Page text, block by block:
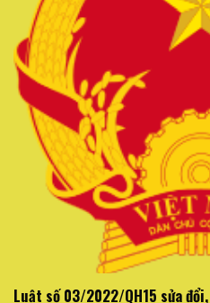
Luật số 03/2022/QH15 sửa